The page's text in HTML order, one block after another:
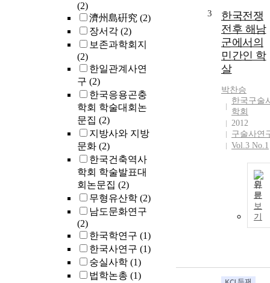
(2)
濟州島硏究 (2)
장서각 (2)
보존과학회지
(2)
한일관계사연
구 (2)
한국응용곤충
학회 학술대회논
문집 (2)
지방사와 지방
문화 (2)
한국건축역사
학회 학술발표대
회논문집 (2)
무형유산학 (2)
남도문화연구
(2)
한국학연구 (1)
한국사연구 (1)
숭실사학 (1)
법학논총 (1)
3
한국전쟁
전후 해남
군에서의
민간인 학
살
박찬승
한국구술
학회
2012
구술사연
Vol.3 No.1
원
문
보
기